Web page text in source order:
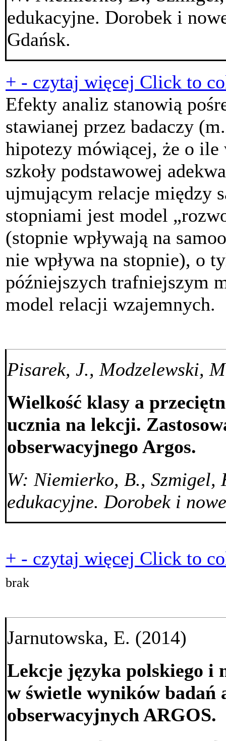
edukacyjne. Dorobek i
Gdańsk.
+ - czytaj więcej Click to
Efekty analiz stanowią
stawianej przez badaczy
hipotezy mówiącej, że o ile
szkoły podstawowej
ujmującym relacje między
stopniami jest model
(stopnie wpływają na
nie wpływa na stopnie), o
późniejszych trafniejszym
model relacji wzajemnych.
Pisarek, J., Modzelewski,
Wielkość klasy a
ucznia na lekcji.
obserwacyjnego Argos.
W: Niemierko, B., Szmigel,
edukacyjne. Dorobek i
+ - czytaj więcej Click to
brak
Jarnutowska, E. (2014)
Lekcje języka polskiego i
w świetle wyników badań
obserwacyjnych ARGOS.